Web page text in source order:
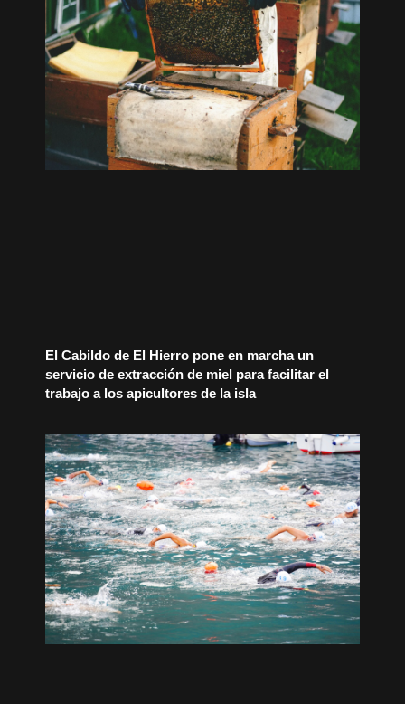
El Cabildo de El Hierro pone en marcha un
servicio de extracción de miel para facilitar el
trabajo a los apicultores de la isla